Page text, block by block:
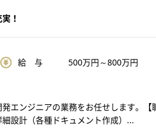
！
給 与 500万円～800万円
エンジニアの業務をお任せします。
設計（各種ドキュメント作成）...